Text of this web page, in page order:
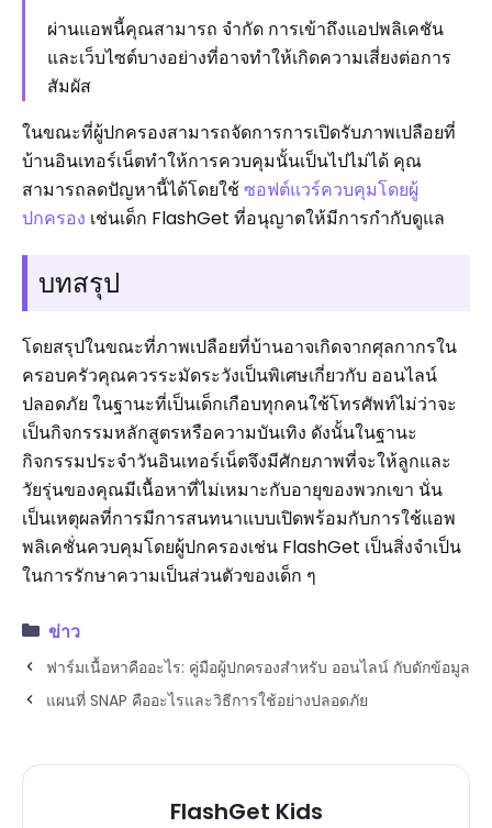
ผ่านแอพนี้คุณสามารถ จำกัด การเข้าถึงแอปพลิเคชัน
และเว็บไซต์บางอย่างที่อาจทำให้เกิดความเสี่ยงต่อการ
สัมผัส
ในขณะที่ผู้ปกครองสามารถจัดการการเปิดรับภาพเปลือยที่
บ้านอินเทอร์เน็ตทำให้การควบคุมนั้นเป็นไปไม่ได้ คุณ
สามารถลดปัญหานี้ได้โดยใช้ซอฟต์แวร์ควบคุมโดยผู้
ปกครอง เช่นเด็ก FlashGet ที่อนุญาตให้มีการกำกับดูแล
บทสรุป
โดยสรุปในขณะที่ภาพเปลือยที่บ้านอาจเกิดจากศุลกากรใน
ครอบครัวคุณควรระมัดระวังเป็นพิเศษเกี่ยวกับ ออนไลน์
ปลอดภัย ในฐานะที่เป็นเด็กเกือบทุกคนใช้โทรศัพท์ไม่ว่าจะ
เป็นกิจกรรมหลักสูตรหรือความบันเทิง ดังนั้นในฐานะ
กิจกรรมประจำวันอินเทอร์เน็ตจึงมีศักยภาพที่จะให้ลูกและ
วัยรุ่นของคุณมีเนื้อหาที่ไม่เหมาะกับอายุของพวกเขา นั่น
เป็นเหตุผลที่การมีการสนทนาแบบเปิดพร้อมกับการใช้แอพ
พลิเคชั่นควบคุมโดยผู้ปกครองเช่น FlashGet เป็นสิ่งจำเป็น
ในการรักษาความเป็นส่วนตัวของเด็ก ๆ
ข่าว
ฟาร์มเนื้อหาคืออะไร: คู่มือผู้ปกครองสำหรับ ออนไลน์ กับดักข้อมูล
แผนที่ SNAP คืออะไรและวิธีการใช้อย่างปลอดภัย
FlashGet Kids